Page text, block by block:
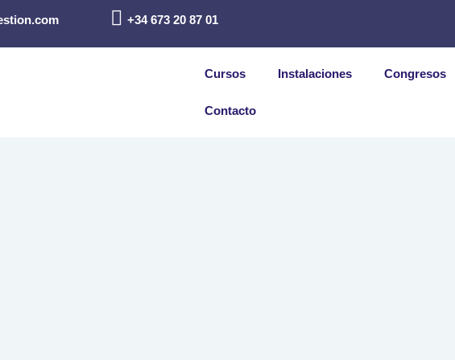
+34 673 20 87 01
Cursos Instalaciones Congresos
Contacto